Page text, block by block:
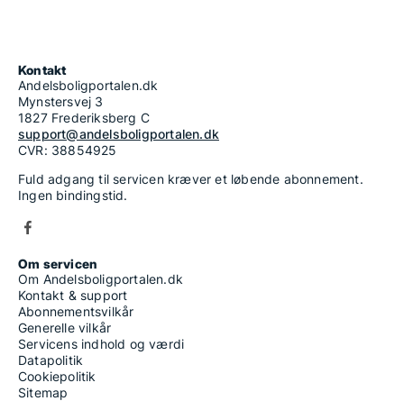
Kontakt
Andelsboligportalen.dk
Mynstersvej 3
1827 Frederiksberg C
support@andelsboligportalen.dk
CVR: 38854925
Fuld adgang til servicen kræver et løbende abonnement.
Ingen bindingstid.
Om servicen
Om Andelsboligportalen.dk
Kontakt & support
Abonnementsvilkår
Generelle vilkår
Servicens indhold og værdi
Datapolitik
Cookiepolitik
Sitemap